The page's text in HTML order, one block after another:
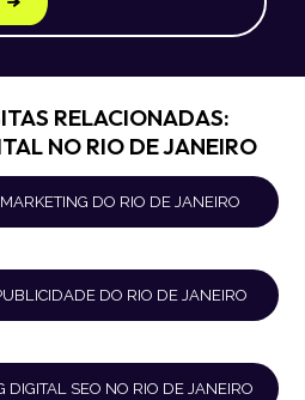
RELACIONADAS:
NO RIO DE JANEIRO
DO RIO DE JANEIRO
DO RIO DE JANEIRO
DIGITAL SEO NO RIO DE JANEIRO